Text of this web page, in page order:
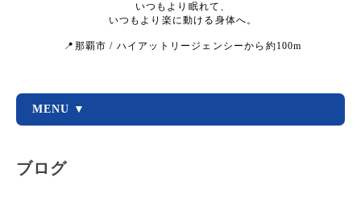
いつもより眠れて、
いつもより楽に動ける身体へ。
📍那覇市 / ハイアットリージェンシーから約100m
MENU ▼
ブログ